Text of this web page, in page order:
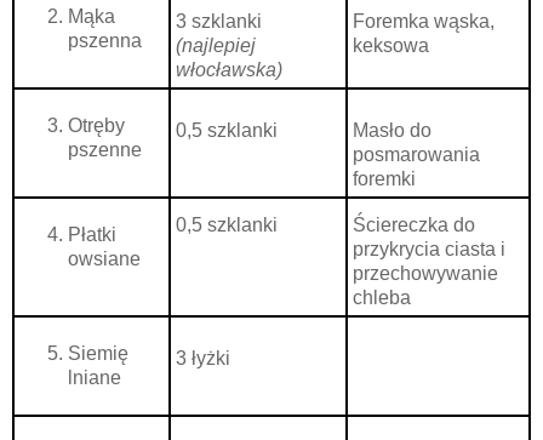
Mąka
pszenna
3 szklanki
(najlepiej
włocławska)
Foremka wąska,
keksowa
Otręby
pszenne
0,5 szklanki
Masło do
posmarowania
foremki
Płatki
owsiane
0,5 szklanki
Ściereczka do
przykrycia ciasta i
przechowywanie
chleba
Siemię
lniane
3 łyżki